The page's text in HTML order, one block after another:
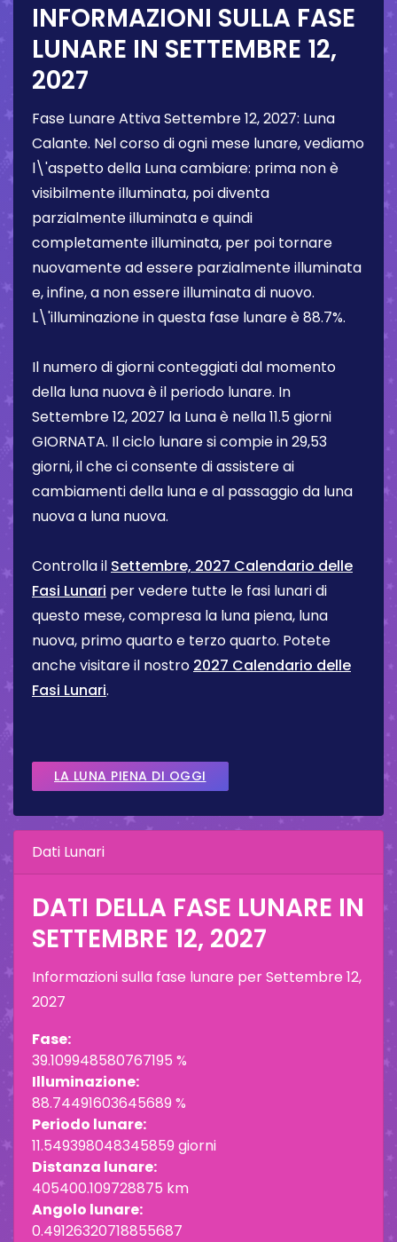
INFORMAZIONI SULLA FASE
LUNARE IN SETTEMBRE 12,
2027
Fase Lunare AttivaSettembre 12, 2027: Luna
Calante. Nel corso di ogni mese lunare, vediamo
l\'aspetto della Luna cambiare: prima non è
visibilmente illuminata, poi diventa
parzialmente illuminata e quindi
completamente illuminata, per poi tornare
nuovamente ad essere parzialmente illuminata
e, infine, a non essere illuminata di nuovo.
L\'illuminazione in questa fase lunare è88.7%.
Il numero di giorni conteggiati dal momento
della luna nuova è il periodo lunare. In
Settembre 12, 2027 la Luna è nella11.5 giorni
GIORNATA. Il ciclo lunare si compie in 29,53
giorni, il che ci consente di assistere ai
cambiamenti della luna e al passaggio da luna
nuova a luna nuova.
Controlla il Settembre, 2027 Calendario delle
Fasi Lunari per vedere tutte le fasi lunari di
questo mese, compresa la luna piena, luna
nuova, primo quarto e terzo quarto. Potete
anche visitare il nostro 2027 Calendario delle
Fasi Lunari.
LA LUNA PIENA DI OGGI
Dati Lunari
DATI DELLA FASE LUNARE IN
SETTEMBRE 12, 2027
Informazioni sulla fase lunare perSettembre 12,
2027
Fase:
39.109948580767195 %
Illuminazione:
88.74491603645689 %
Periodo lunare:
11.549398048345859 giorni
Distanza lunare:
405400.109728875 km
Angolo lunare:
0.49126320718855687